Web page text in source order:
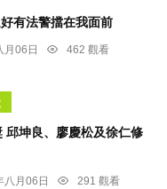
有法警擋在我面前
月06日
462 觀看
邱坤良、廖慶松及徐仁修
八月06日
291 觀看